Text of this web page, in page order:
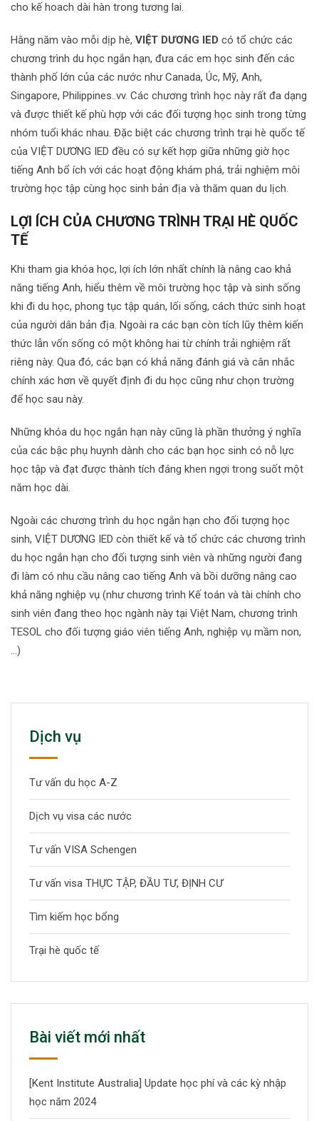
cho kế hoach dài hàn trong tương lai.
Hằng năm vào mỗi dịp hè, VIỆT DƯƠNG IED có tổ chức các
chương trình du học ngắn hạn, đưa các em học sinh đến các
thành phố lớn của các nước như Canada, Úc, Mỹ, Anh,
Singapore, Philippines..vv. Các chương trình học này rất đa dạng
và được thiết kế phù hợp với các đối tượng học sinh trong từng
nhóm tuổi khác nhau. Đặc biệt các chương trình trại hè quốc tế
của VIỆT DƯƠNG IED đều có sự kết hợp giữa những giờ học
tiếng Anh bổ ích với các hoạt động khám phá, trải nghiệm môi
trường học tập cùng học sinh bản địa và thăm quan du lịch.
LỢI ÍCH CỦA CHƯƠNG TRÌNH TRẠI HÈ QUỐC
TẾ
Khi tham gia khóa học, lợi ích lớn nhất chính là nâng cao khả
năng tiếng Anh, hiểu thêm về môi trường học tập và sinh sống
khi đi du học, phong tục tập quán, lối sống, cách thức sinh hoạt
của người dân bản địa. Ngoài ra các bạn còn tích lũy thêm kiến
thức lẫn vốn sống có một không hai từ chính trải nghiệm rất
riêng này. Qua đó, các bạn có khả năng đánh giá và cân nhắc
chính xác hơn về quyết định đi du học cũng như chọn trường
để học sau này.
Những khóa du học ngắn hạn này cũng là phần thưởng ý nghĩa
của các bậc phụ huynh dành cho các bạn học sinh có nỗ lực
học tập và đạt được thành tích đáng khen ngợi trong suốt một
năm học dài.
Ngoài các chương trình du học ngắn hạn cho đối tượng học
sinh, VIỆT DƯƠNG IED còn thiết kế và tổ chức các chương trình
du học ngắn hạn cho đối tượng sinh viên và những người đang
đi làm có nhu cầu nâng cao tiếng Anh và bồi dưỡng nâng cao
khả năng nghiệp vụ (như chương trình Kế toán và tài chính cho
sinh viên đang theo học ngành này tại Việt Nam, chương trình
TESOL cho đối tượng giáo viên tiếng Anh, nghiệp vụ mầm non,
…)
Dịch vụ
Tư vấn du học A-Z
Dịch vụ visa các nước
Tư vấn VISA Schengen
Tư vấn visa THỰC TẬP, ĐẦU TƯ, ĐỊNH CƯ
Tìm kiếm học bổng
Trại hè quốc tế
Bài viết mới nhất
[Kent Institute Australia] Update học phí và các kỳ nhập
học năm 2024